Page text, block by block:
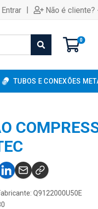
| Não é cliente?
0
TUBOS E CONEXÕES
Q9122000U50E